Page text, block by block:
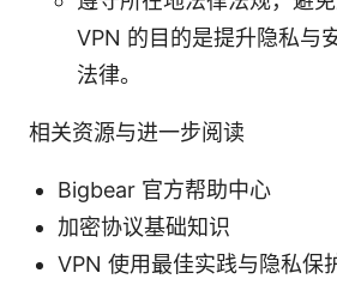
VPN 的目的是提升隐私与
法律。
相关资源与进一步阅读
Bigbear 官方帮助中心
加密协议基础知识
VPN 使用最佳实践与隐私保